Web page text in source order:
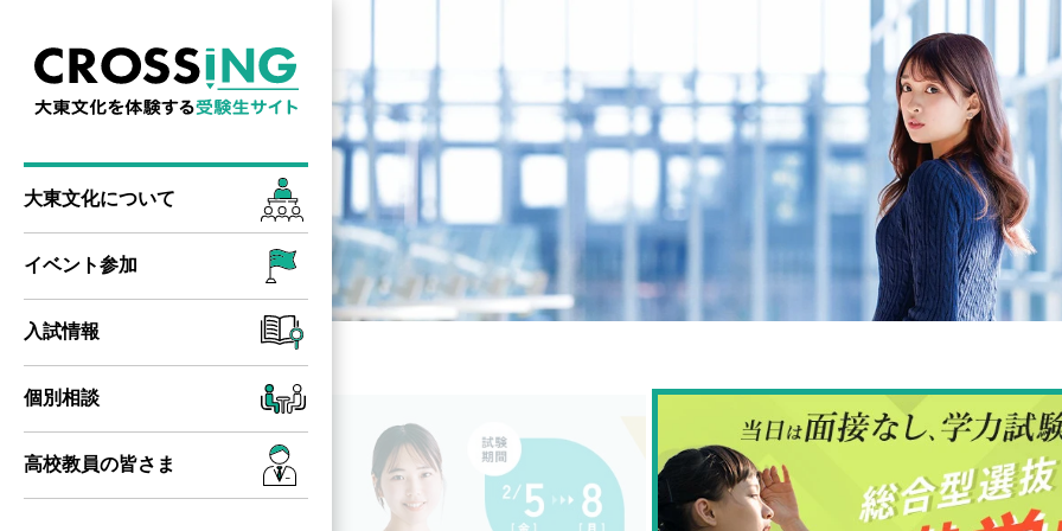
大東文化について
イベント参加
入試情報
個別相談
高校教員の皆さま